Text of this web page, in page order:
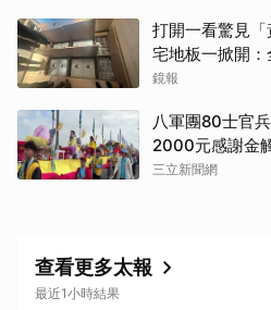
打開一看驚見
宅地板一掀開
震撼影像曝
鏡報
八軍團80士官
2000元感謝金
三立新聞網
查看更多太報
最近1小時結果